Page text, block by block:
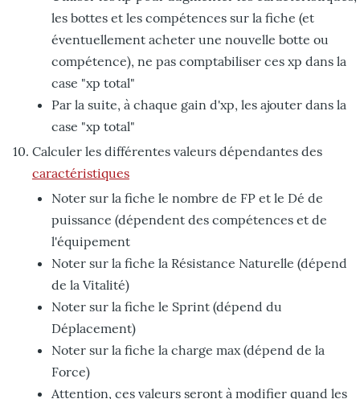
les bottes et les compétences sur la fiche (et
éventuellement acheter une nouvelle botte ou
compétence), ne pas comptabiliser ces xp dans la
case "xp total"
Par la suite, à chaque gain d'xp, les ajouter dans la
case "xp total"
Calculer les différentes valeurs dépendantes des
caractéristiques
Noter sur la fiche le nombre de FP et le Dé de
puissance (dépendent des compétences et de
l'équipement
Noter sur la fiche la Résistance Naturelle (dépend
de la Vitalité)
Noter sur la fiche le Sprint (dépend du
Déplacement)
Noter sur la fiche la charge max (dépend de la
Force)
Attention, ces valeurs seront à modifier quand les